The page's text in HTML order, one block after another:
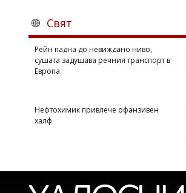
Свят
Рейн падна до невиждано ниво,
сушата задушава речния транспорт в
Европа
Нефтохимик привлече офанзивен
халф